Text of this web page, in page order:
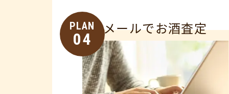
PLAN
04
メールでお酒査定